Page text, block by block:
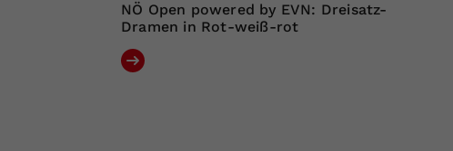
NÖ Open powered by EVN: Dreisatz-
Dramen in Rot-weiß-rot